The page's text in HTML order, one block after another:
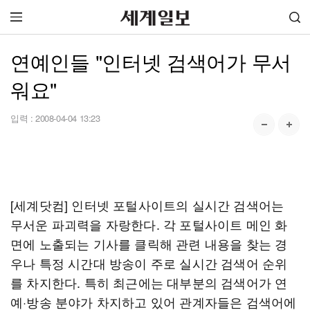
연예인들 "인터넷 검색어가 무서
워요"
입력 : 2008-04-04 13:23
[세계닷컴] 인터넷 포털사이트의 실시간 검색어는
무서운 파괴력을 자랑한다. 각 포털사이트 메인 화
면에 노출되는 기사를 클릭해 관련 내용을 찾는 경
우나 특정 시간대 방송이 주로 실시간 검색어 순위
를 차지한다. 특히 최근에는 대부분의 검색어가 연
예·방송 분야가 차지하고 있어 관계자들은 검색어에